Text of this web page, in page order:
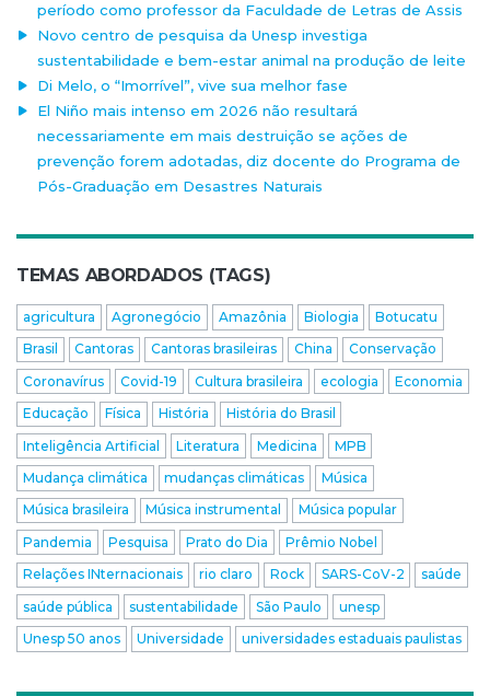
período como professor da Faculdade de Letras de Assis
Novo centro de pesquisa da Unesp investiga
sustentabilidade e bem-estar animal na produção de leite
Di Melo, o “Imorrível”, vive sua melhor fase
El Niño mais intenso em 2026 não resultará
necessariamente em mais destruição se ações de
prevenção forem adotadas, diz docente do Programa de
Pós-Graduação em Desastres Naturais
TEMAS ABORDADOS (TAGS)
agricultura Agronegócio Amazônia Biologia
Botucatu
Brasil
Cantoras Cantoras brasileiras China
Conservação
Coronavírus
Covid-19 Cultura brasileira ecologia
Economia
Educação
Física História
História do Brasil
Inteligência Artificial
Literatura Medicina
MPB
Mudança climática
mudanças climáticas
Música
Música brasileira
Música instrumental
Música popular
Pandemia
Pesquisa Prato do Dia
Prêmio Nobel
Relações INternacionais
rio claro Rock SARS-CoV-2
saúde
saúde pública
sustentabilidade São Paulo
unesp
Unesp 50 anos
Universidade universidades estaduais paulistas